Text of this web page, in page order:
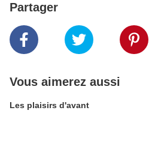
Partager
Vous aimerez aussi
Les plaisirs d'avant